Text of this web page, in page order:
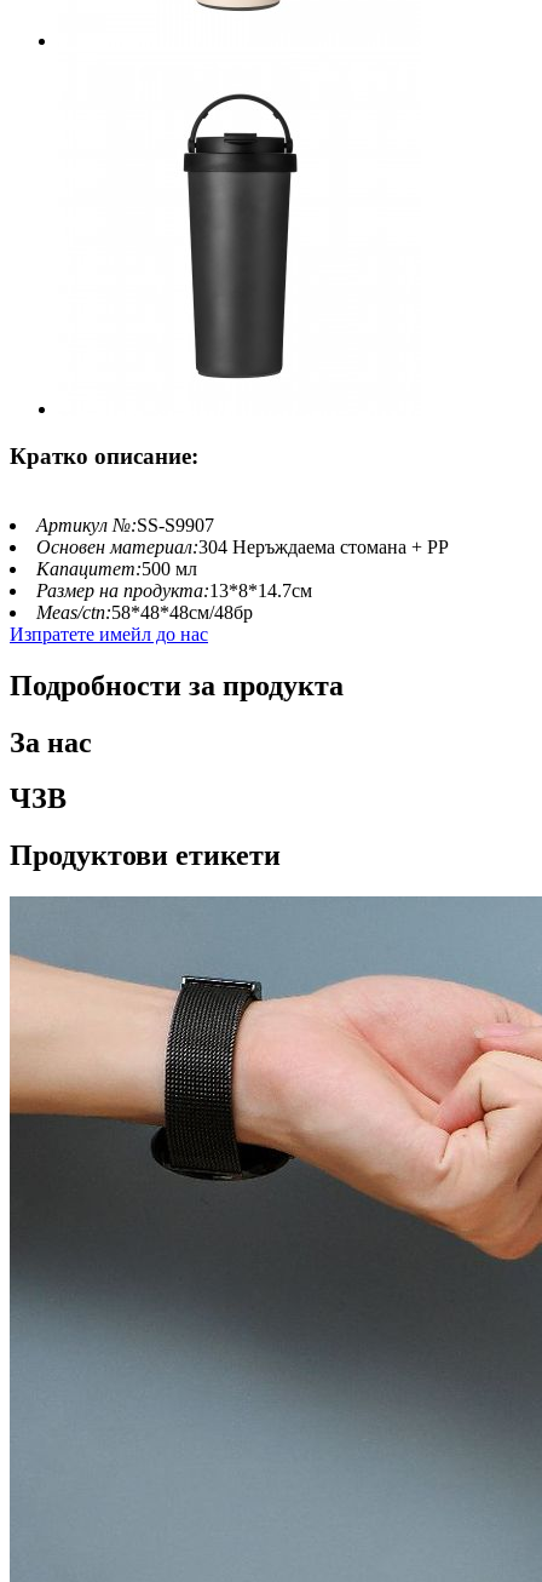
Кратко описание:
Артикул №:SS-S9907
Основен материал:304 Неръждаема стомана + PP
Капацитет:500 мл
Размер на продукта:13*8*14.7см
Meas/ctn:58*48*48см/48бр
Изпратете имейл до нас
Подробности за продукта
За нас
ЧЗВ
Продуктови етикети